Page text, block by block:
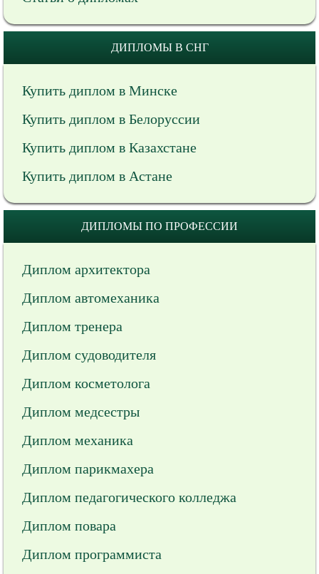
ДИПЛОМЫ В СНГ
Купить диплом в Минске
Купить диплом в Белоруссии
Купить диплом в Казахстане
Купить диплом в Астане
ДИПЛОМЫ ПО ПРОФЕССИИ
Диплом архитектора
Диплом автомеханика
Диплом тренера
Диплом судоводителя
Диплом косметолога
Диплом медсестры
Диплом механика
Диплом парикмахера
Диплом педагогического колледжа
Диплом повара
Диплом программиста